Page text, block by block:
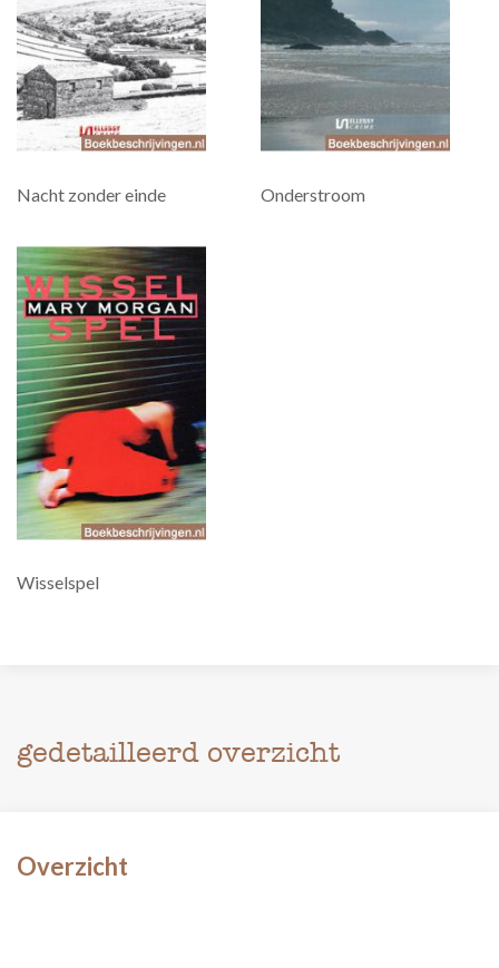
Nacht zonder einde Onderstroom
Wisselspel
gedetailleerd overzicht
Overzicht